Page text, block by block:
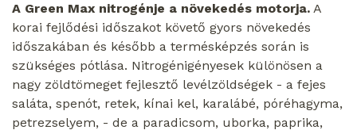
A Green Max nitrogénje a növekedés motorja. A
korai fejlődési időszakot követő gyors növekedés
időszakában és később a termésképzés során is
szükséges pótlása. Nitrogénigényesek különösen a
nagy zöldtömeget fejlesztő levélzöldségek - a fejes
saláta, spenót, retek, kínai kel, karalábé, póréhagyma,
petrezselyem, - de a paradicsom, uborka, paprika,